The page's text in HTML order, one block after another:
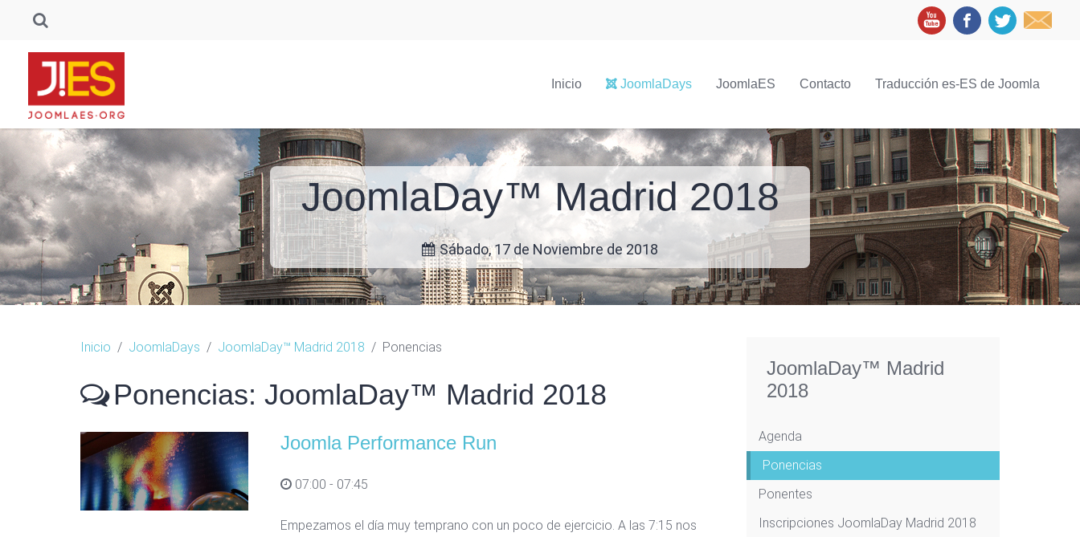
Inicio JoomlaDays JoomlaES Contacto Traducción es-ES de Joomla
JoomlaDay™ Madrid 2018
Sábado, 17 de Noviembre de 2018
Inicio JoomlaDays JoomlaDay™ Madrid 2018 Ponencias
Ponencias: JoomlaDay™ Madrid 2018
Joomla Performance Run
07:00 - 07:45
Empezamos el día muy temprano con un poco de ejercicio. A las 7:15 nos
JoomlaDay™ Madrid
2018
Agenda
Ponencias
Ponentes
Inscripciones JoomlaDay Madrid 2018